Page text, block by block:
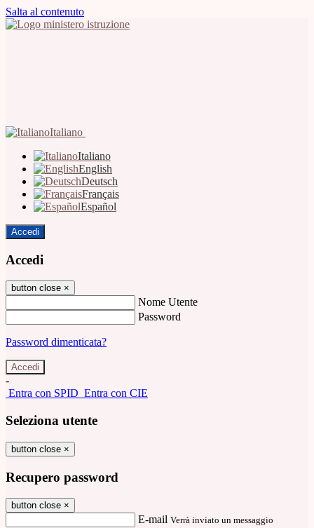
Salta al contenuto
Italiano
Italiano
English
Deutsch
Français
Español
Accedi
Accedi
button close ×
Nome Utente
Password
Password dimenticata?
-
Entra con SPID Entra con CIE
Seleziona utente
button close ×
Recupero password
button close ×
E-mail Verrà inviato un messaggio